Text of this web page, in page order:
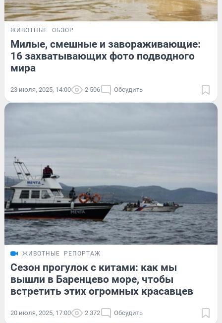
ЖИВОТНЫЕ ОБЗОР
Милые, смешные и завораживающие:
16 захватывающих фото подводного
мира
23 июля, 2025, 14:00 2 506 Обсудить
ЖИВОТНЫЕ РЕПОРТАЖ
Сезон прогулок с китами: как мы
вышли в Баренцево море, чтобы
встретить этих огромных красавцев
20 июля, 2025, 17:00 2 372 Обсудить